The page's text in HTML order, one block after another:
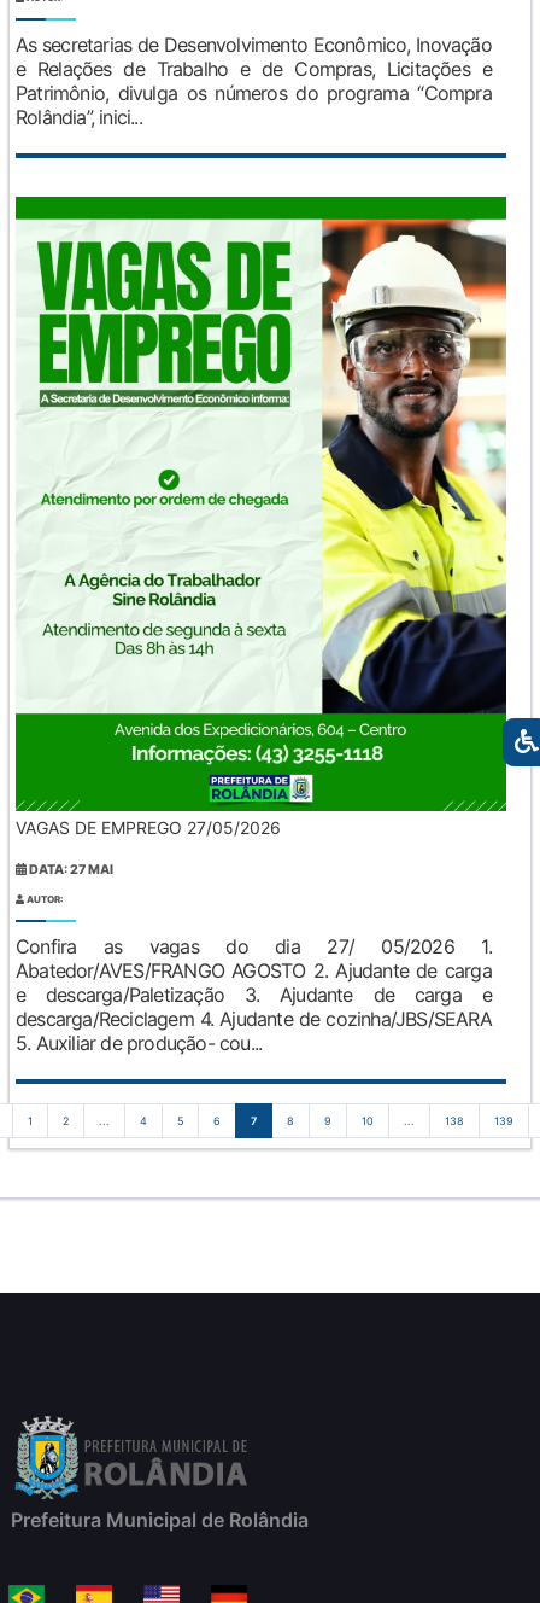
As secretarias de Desenvolvimento Econômico, Inovação
e Relações de Trabalho e de Compras, Licitações e
Patrimônio, divulga os números do programa “Compra
Rolândia”, inici...
VAGAS DE EMPREGO 27/05/2026
DATA: 27 MAI
AUTOR:
Confira as vagas do dia 27/ 05/2026 1.
Abatedor/AVES/FRANGO AGOSTO 2. Ajudante de carga
e descarga/Paletização 3. Ajudante de carga e
descarga/Reciclagem 4. Ajudante de cozinha/JBS/SEARA
5. Auxiliar de produção- cou...
1 2 ... 4 5 6 7 8 9 10 ... 138 139
Prefeitura Municipal de Rolândia